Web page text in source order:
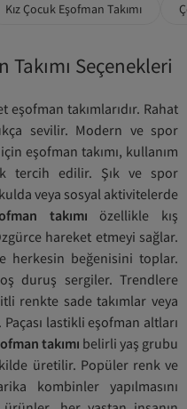
Kız Çocuk Eşofman Takımı
Takımı Seçenekleri
eşofman takımlarıdır. Rahat
sevilir. Modern ve spor
eşofman takımı, kullanım
tercih edilir. Şık ve spor
veya sosyal aktivitelerde
takımı özellikle kış
hareket etmeyi sağlar.
herkesin beğenisini toplar.
duruş sergiler. Trendlere
renkte sade takımlar veya
lastikli eşofman altları
takımı belirli yaş grubu
üretilir. Popüler renk ve
kombinler yapılmasını